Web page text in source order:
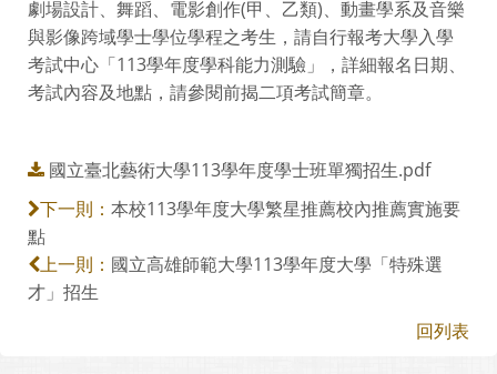
劇場設計、舞蹈、電影創作(甲、乙類)、動畫學系及音樂
與影像跨域學士學位學程之考生，請自行報考大學入學
考試中心「113學年度學科能力測驗」，詳細報名日期、
考試內容及地點，請參閱前揭二項考試簡章。
國立臺北藝術大學113學年度學士班單獨招生.pdf
下一則： 本校113學年度大學繁星推薦校內推薦實施要
點
上一則： 國立高雄師範大學113學年度大學「特殊選
才」招生
回列表